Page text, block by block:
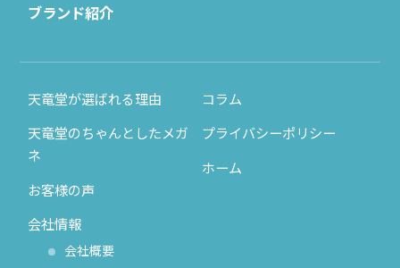
ブランド紹介
天竜堂が選ばれる理由
天竜堂のちゃんとしたメガ
ネ
お客様の声
会社情報
会社概要
コラム
プライバシーポリシー
ホーム